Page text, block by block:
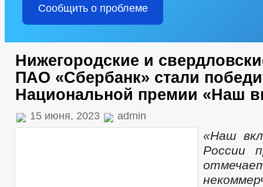
Сообщить о проблеме
Нижегородские и
ПАО «Сбербанк» стали
Национальной премии «Наш
15 июня, 2023 admin
«Наш
России